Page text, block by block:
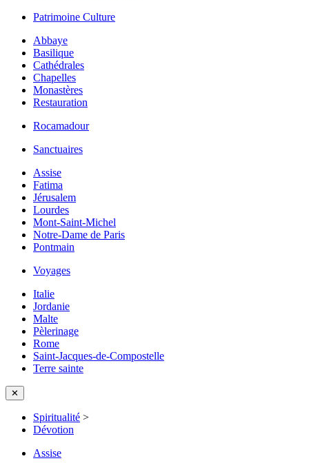
Patrimoine Culture
Abbaye
Basilique
Cathédrales
Chapelles
Monastères
Restauration
Rocamadour
Sanctuaires
Assise
Fatima
Jérusalem
Lourdes
Mont-Saint-Michel
Notre-Dame de Paris
Pontmain
Voyages
Italie
Jordanie
Malte
Pèlerinage
Rome
Saint-Jacques-de-Compostelle
Terre sainte
✕
Spiritualité >
Dévotion
Assise